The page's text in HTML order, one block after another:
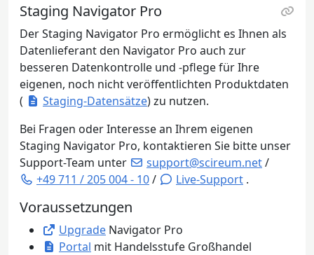
Staging Navigator Pro
Der Staging Navigator Pro ermöglicht es Ihnen als
Datenlieferant den Navigator Pro auch zur
besseren Datenkontrolle und -pflege für Ihre
eigenen, noch nicht veröffentlichten Produktdaten
(
Staging-Datensätze) zu nutzen.
Bei Fragen oder Interesse an Ihrem eigenen
Staging Navigator Pro, kontaktieren Sie bitte unser
Support-Team unter
support@scireum.net/
+49 711 / 205 004 - 10/ Live-Support .
Voraussetzungen
Upgrade Navigator Pro
Portal mit Handelsstufe Großhandel